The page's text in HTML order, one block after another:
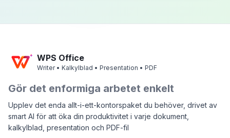
WPS Office
Writer • Kalkylblad • Presentation • PDF
Gör det enformiga arbetet enkelt
Upplev det enda allt-i-ett-kontorspaket du behöver, drivet av
smart AI för att öka din produktivitet i varje dokument,
kalkylblad, presentation och PDF-fil